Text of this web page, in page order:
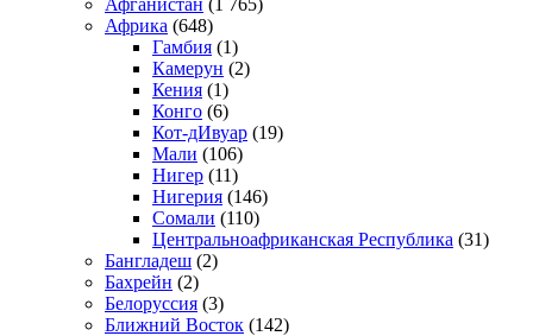
Афганистан (1 765)
Африка (648)
Гамбия (1)
Камерун (2)
Кения (1)
Конго (6)
Кот-дИвуар (19)
Мали (106)
Нигер (11)
Нигерия (146)
Сомали (110)
Центральноафриканская Республика (31)
Бангладеш (2)
Бахрейн (2)
Белоруссия (3)
Ближний Восток (142)